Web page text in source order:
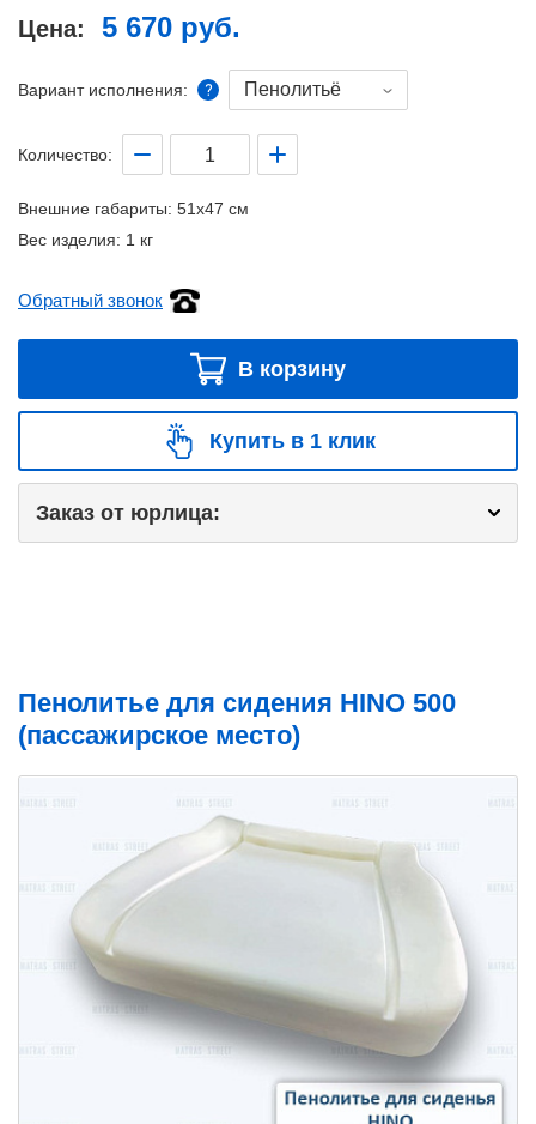
Цена: 5 670 руб.
Вариант исполнения: Пенолитьё
Количество:
Внешние габариты: 51x47 см
Вес изделия: 1 кг
Обратный звонок
В корзину
Купить в 1 клик
Заказ от юрлица:
Пенолитье для сидения HINO 500
(пассажирское место)